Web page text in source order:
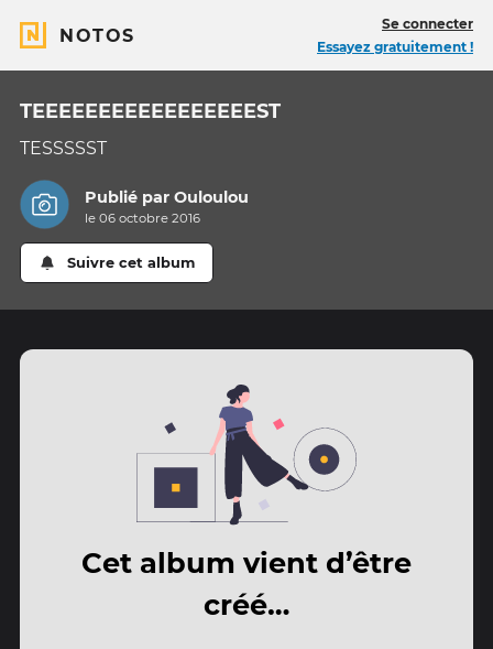
NOTOS
Se connecter
Essayez gratuitement !
TEEEEEEEEEEEEEEEEEST
TESSSSST
Publié parOuloulou
le 06 octobre 2016
Suivre cet album
Cet album vient d’être
créé…